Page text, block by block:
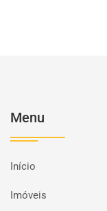
Menu
Início
Imóveis